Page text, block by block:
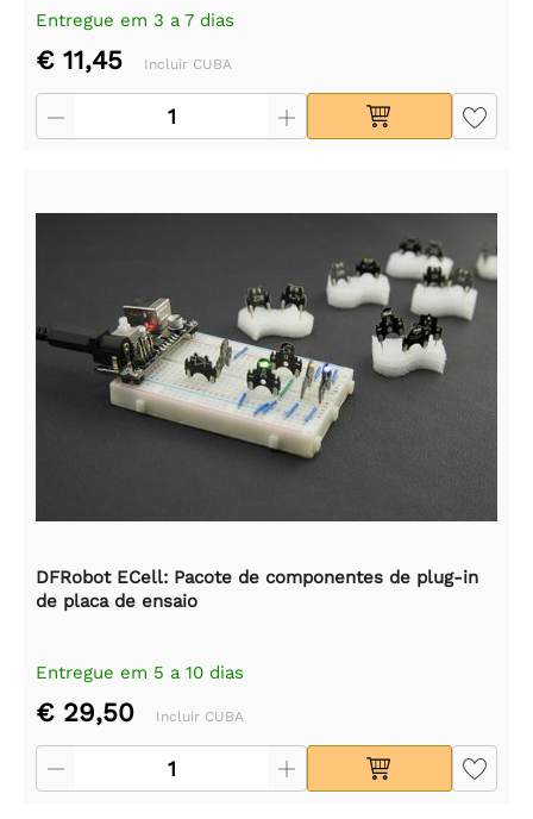
Entregue em 3 a 7 dias
€ 11,45 Incluir CUBA
DFRobot ECell: Pacote de componentes de plug-in
de placa de ensaio
Entregue em 5 a 10 dias
€ 29,50 Incluir CUBA